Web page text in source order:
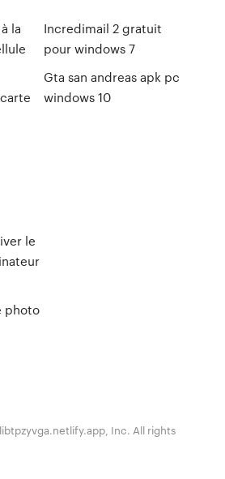
la
Incredimail 2 gratuit
pour windows 7
Gta san andreas apk pc
windows 10
le
photo
Inc. All rights